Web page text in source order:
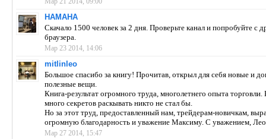
HAMAHA
Скачало 1500 человек за 2 дня. Проверьте канал и попробуйте с
браузера.
Мар 23 2014, 14:06
mitlinleo
Большое спасибо за книгу! Прочитав, открыл для себя новые и
полезные вещи.
Книга-результат огромного труда, многолетнего опыта
много секретов раскывать никто не стал бы.
Но за этот труд, предоставленный нам, трейдерам-новичкам,
огромную благодарность и уважение Максиму. С уважением,
Мар 27 2014, 15:47